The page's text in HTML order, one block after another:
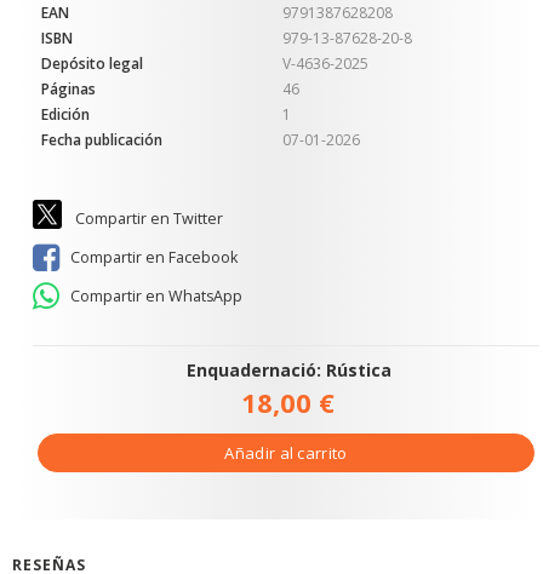
EAN
9791387628208
ISBN
979-13-87628-20-8
Depósito legal
V-4636-2025
Páginas
46
Edición
1
Fecha publicación
07-01-2026
Compartir en Twitter
Compartir en Facebook
Compartir en WhatsApp
Enquadernació: Rústica
18,00 €
Añadir al carrito
RESEÑAS